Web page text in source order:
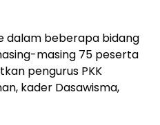
dalam beberapa bidang
masing 75 peserta
pengurus PKK
kader Dasawisma,